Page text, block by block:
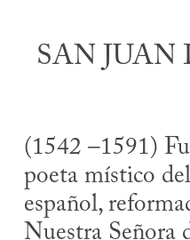
SAN JUAN
(1542 –1591)
poeta místico
español,
Nuestra Señora